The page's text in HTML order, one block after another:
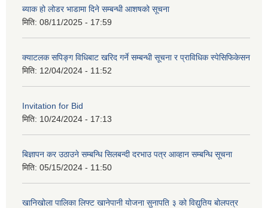
ब्याक हो लोडर भाडामा दिने सम्बन्धी आशषको सूचना
मिति: 08/11/2025 - 17:59
क्याटलक सपिङ्ग विधिबाट खरिद गर्ने सम्बन्धी सूचना र प्राविधिक स्पेसिफिकेसन
मिति: 12/04/2024 - 11:52
Invitation for Bid
मिति: 10/24/2024 - 17:13
बिज्ञापन कर उठाउने सम्बन्धि सिलबन्दी दरभाउ पत्र आव्हान सम्बन्धि सूचना
मिति: 05/15/2024 - 11:50
खानिखोला पालिका लिफ्ट खानेपानी योजना सुनापति ३ को विद्युतिय बोलपत्र